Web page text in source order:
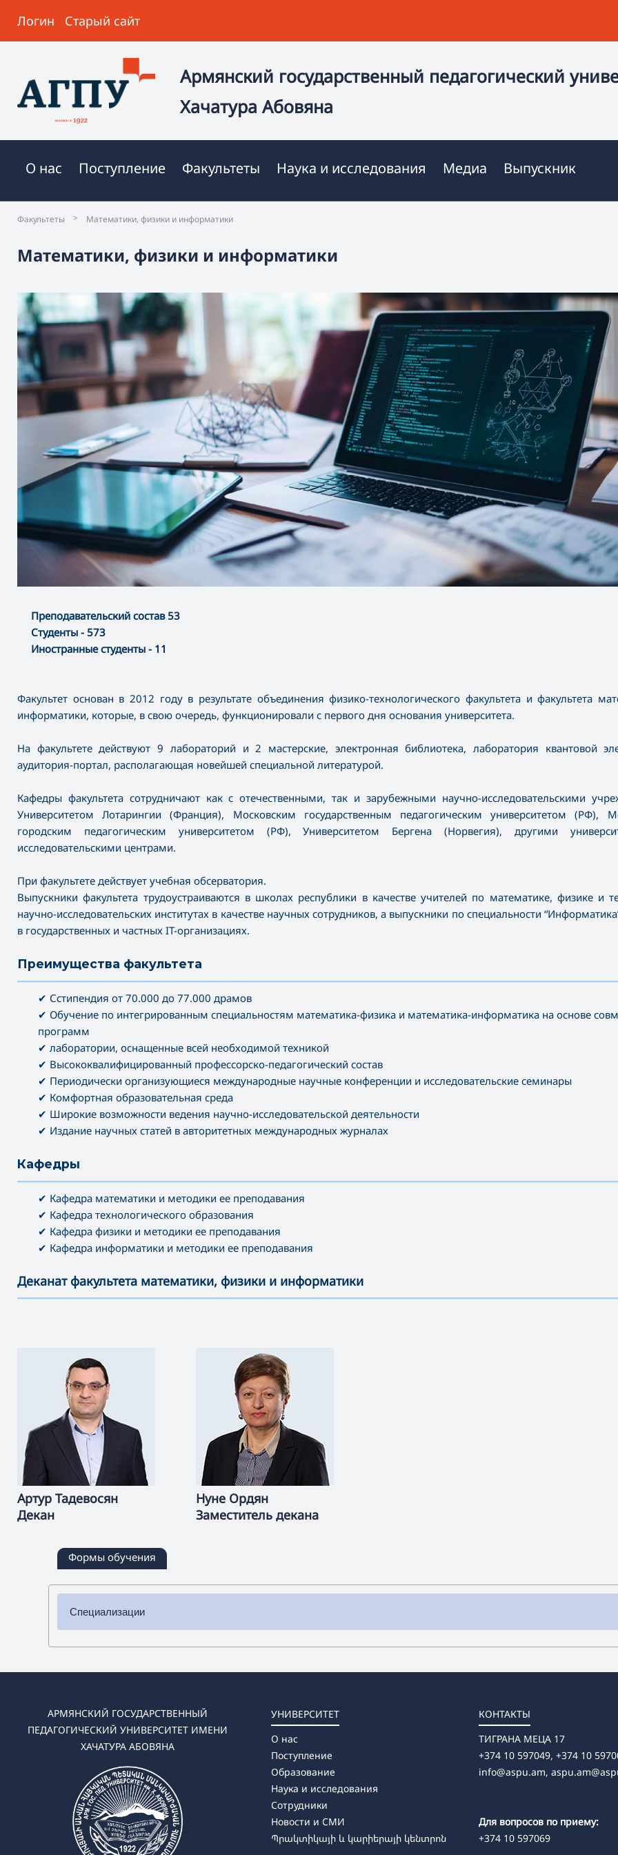
Логин Старый сайт
Армянский государственный педагогический
Хачатура Абовяна
О нас Поступление Факультеты Наука и исследования Медиа Выпускник
Факультеты > Математики, физики и информатики
Математики, физики и информатики
Преподавательский состав 53
Студенты - 573
Иностранные студенты - 11
Факультет основан в 2012 году в результате объединения физико-технологического факультета и факультета
информатики, которые, в свою очередь, функционировали с первого дня основания университета.
На факультете действуют 9 лабораторий и 2 мастерские, электронная библиотека, лаборатория квантовой
аудитория-портал, располагающая новейшей специальной литературой.
Кафедры факультета сотрудничают как с отечественными, так и зарубежными научно-исследовательскими
Университетом Лотарингии (Франция), Московским государственным педагогическим университетом (РФ),
городским педагогическим университетом (РФ), Университетом Бергена (Норвегия), другими
исследовательскими центрами.
При факультете действует учебная обсерватория.
Выпускники факультета трудоустраиваются в школах республики в качестве учителей по математике, физике и
научно-исследовательских институтах в качестве научных сотрудников, а выпускники по специальности
в государственных и частных IT-организациях.
Преимущества факультета
————————————————————————————————————————————————————————————————————————
✔ Сстипендия от 70.000 до 77.000 драмов
✔ Обучение по интегрированным специальностям математика-физика и математика-информатика на основе
программ
✔ лаборатории, оснащенные всей необходимой техникой
✔ Высококвалифицированный профессорско-педагогический состав
✔ Периодически организующиеся международные научные конференции и исследовательские семинары
✔ Комфортная образовательная среда
✔ Широкие возможности ведения научно-исследовательской деятельности
✔ Издание научных статей в авторитетных международных журналах
Кафедры
————————————————————————————————————————————————————————————————————————
✔ Кафедра математики и методики ее преподавания
✔ Кафедра технологического образования
✔ Кафедра физики и методики ее преподавания
✔ Кафедра информатики и методики ее преподавания
Деканат факультета математики, физики и информатики
————————————————————————————————————————————————————————————————————————
Артур Тадевосян
Декан
Нуне Ордян
Заместитель декана
Формы обучения
Специализации
✔ Бакалавриат
➜ Информатика
➜ Математика-Физика
➜ Математика-Информатика
✔ Магистратура
➜ Физика
➜ Технология и предпринимательство
➜ Математика
АРМЯНСКИЙ ГОСУДАРСТВЕННЫЙ
ПЕДАГОГИЧЕСКИЙ УНИВЕРСИТЕТ ИМЕНИ
ХАЧАТУРА АБОВЯНА
УНИВЕРСИТЕТ
О нас
Поступление
Образование
Наука и исследования
Сотрудники
Новости и СМИ
Պրակտիկայի և կարիերայի կենտրոն
КОНТАКТЫ
ТИГРАНА МЕЦА 17
+374 10 597049, +374 10
info@aspu.am,
Для вопросов по приему:
+374 10 597069